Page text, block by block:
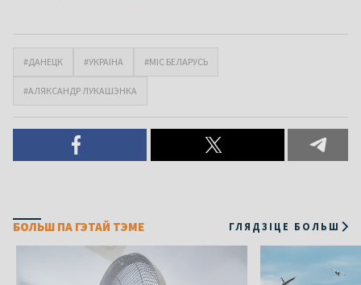
#ДАНЕЦК #УКРАІНА #МІС БЕЛАРУСЬ
#АЛЯКСАНДР ЛУКАШЭНКА
БОЛЬШ ПА ГЭТАЙ ТЭМЕ ГЛЯДЗІЦЕ БОЛЬШ